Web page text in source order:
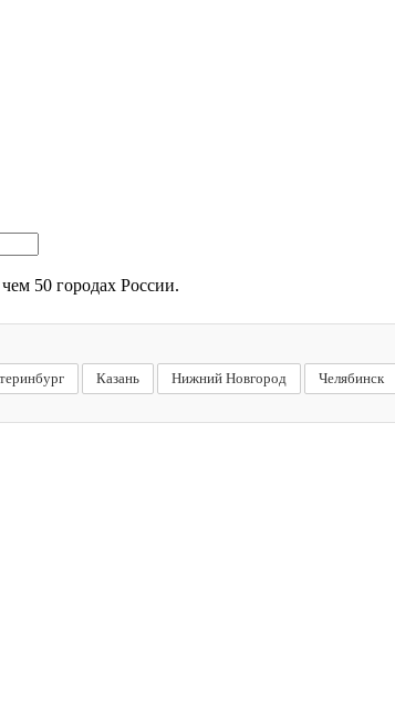
50 городах России.
Казань Нижний Новгород Челябинск